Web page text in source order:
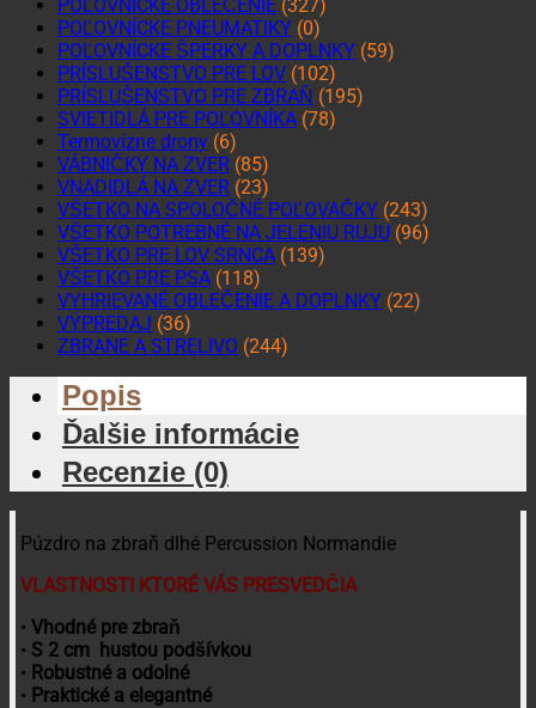
POĽOVNÍCKE OBLEČENIE (327)
POĽOVNÍCKE PNEUMATIKY (0)
POĽOVNÍCKE ŠPERKY A DOPLNKY (59)
PRÍSLUŠENSTVO PRE LOV (102)
PRÍSLUŠENSTVO PRE ZBRAŇ (195)
SVIETIDLÁ PRE POĽOVNÍKA (78)
Termovízne drony (6)
VÁBNIČKY NA ZVER (85)
VNADIDLÁ NA ZVER (23)
VŠETKO NA SPOLOČNÉ POĽOVAČKY (243)
VŠETKO POTREBNÉ NA JELENIU RUJU (96)
VŠETKO PRE LOV SRNCA (139)
VŠETKO PRE PSA (118)
VYHRIEVANÉ OBLEČENIE A DOPLNKY (22)
VÝPREDAJ (36)
ZBRANE A STRELIVO (244)
Popis
Ďalšie informácie
Recenzie (0)
Púzdro na zbraň dlhé Percussion Normandie
VLASTNOSTI KTORÉ VÁS PRESVEDČIA
• Vhodné pre zbraň
• S 2 cm hustou podšívkou
• Robustné a odolné
• Praktické a elegantné